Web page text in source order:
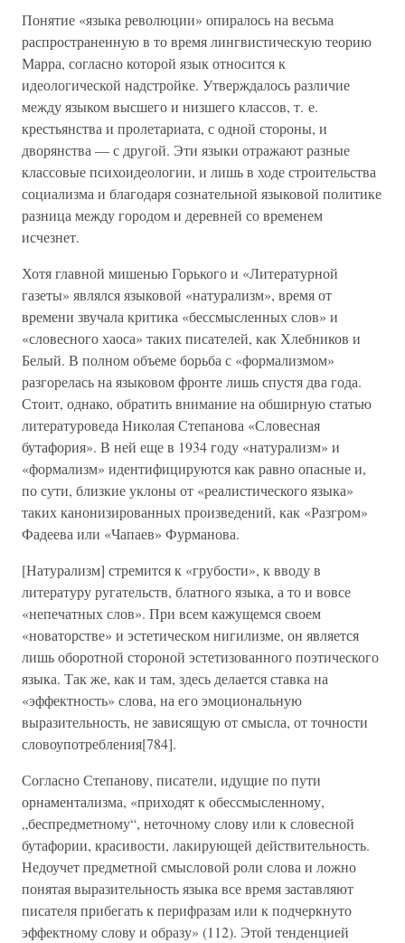
Понятие «языка революции» опиралось на весьма
распространенную в то время лингвистическую теорию
Марра, согласно которой язык относится к
идеологической надстройке. Утверждалось различие
между языком высшего и низшего классов, т. е.
крестьянства и пролетариата, с одной стороны, и
дворянства — с другой. Эти языки отражают разные
классовые психоидеологии, и лишь в ходе строительства
социализма и благодаря сознательной языковой политике
разница между городом и деревней со временем
исчезнет.
Хотя главной мишенью Горького и «Литературной
газеты» являлся языковой «натурализм», время от
времени звучала критика «бессмысленных слов» и
«словесного хаоса» таких писателей, как Хлебников и
Белый. В полном объеме борьба с «формализмом»
разгорелась на языковом фронте лишь спустя два года.
Стоит, однако, обратить внимание на обширную статью
литературоведа Николая Степанова «Словесная
бутафория». В ней еще в 1934 году «натурализм» и
«формализм» идентифицируются как равно опасные и,
по сути, близкие уклоны от «реалистического языка»
таких канонизированных произведений, как «Разгром»
Фадеева или «Чапаев» Фурманова.
[Натурализм] стремится к «грубости», к вводу в
литературу ругательств, блатного языка, а то и вовсе
«непечатных слов». При всем кажущемся своем
«новаторстве» и эстетическом нигилизме, он является
лишь оборотной стороной эстетизованного поэтического
языка. Так же, как и там, здесь делается ставка на
«эффектность» слова, на его эмоциональную
выразительность, не зависящую от смысла, от точности
словоупотребления[784].
Согласно Степанову, писатели, идущие по пути
орнаментализма, «приходят к обессмысленному,
„беспредметному“, неточному слову или к словесной
бутафории, красивости, лакирующей действительность.
Недоучет предметной смысловой роли слова и ложно
понятая выразительность языка все время заставляют
писателя прибегать к перифразам или к подчеркнуто
эффектному слову и образу» (112). Этой тенденцией